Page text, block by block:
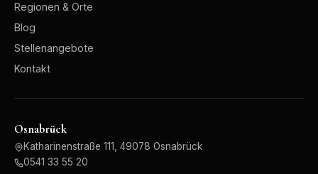
Regionen & Orte
Blog
Stellenangebote
Kontakt
Osnabrück
Katharinenstraße 111, 49078 Osnabrück
0541 33 55 20